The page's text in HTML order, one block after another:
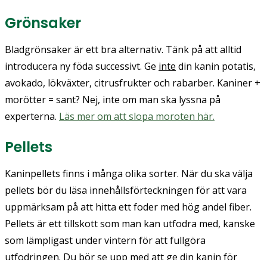
Grönsaker
Bladgrönsaker är ett bra alternativ. Tänk på att alltid
introducera ny föda successivt. Ge inte din kanin potatis,
avokado, lökväxter, citrusfrukter och rabarber. Kaniner +
morötter = sant? Nej, inte om man ska lyssna på
experterna. Läs mer om att slopa moroten här.
Pellets
Kaninpellets finns i många olika sorter. När du ska välja
pellets bör du läsa innehållsförteckningen för att vara
uppmärksam på att hitta ett foder med hög andel fiber.
Pellets är ett tillskott som man kan utfodra med, kanske
som lämpligast under vintern för att fullgöra
utfodringen. Du bör se upp med att ge din kanin för